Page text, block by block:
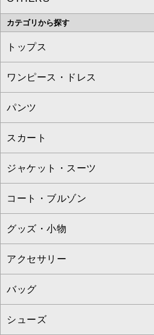
OFUON le MK
MK MICHEL KLEIN HOMME
MK MICHEL KLEIN BAG
カテゴリから探す
トップス
すべてのトップス
カットソー・Tシャツ
ブラウス・シャツ
ニット・セーター
カーディガン
アンサンブルセット
ベスト・ジレ
パーカー
タンクトップ・キャミソール
ワンピース・ドレス
すべてのワンピース・ドレス
ワンピース
ドレス
チュニック
ジャンパースカート
その他のワンピース・ドレス
パンツ
すべてのパンツ
フルレングスパンツ
クロップド・半端丈パンツ
ガウチョ・ワイドパンツ
ハーフ・ショート丈パンツ
サロペット・オールインワン
その他のパンツ
スカート
すべてのスカート
ロング・マキシ丈スカート
ひざ丈スカート
ミモレ丈スカート
ショート・ミニ丈スカート
その他のスカート
ジャケット・スーツ
すべてのジャケット・スーツ
テーラードジャケット
ノーカラージャケット
セットアップ
セットアップジャケット
コート・ブルゾン
すべてのコート・ブルゾン
トレンチコート
ピーコート
ダッフルコート
グッズ・小物
すべてのグッズ・小物
マスク
ストール・マフラー・スヌード
アクセサリー
すべてのアクセサリー
ネックレス
バッグ
すべてのバッグ
シューズ